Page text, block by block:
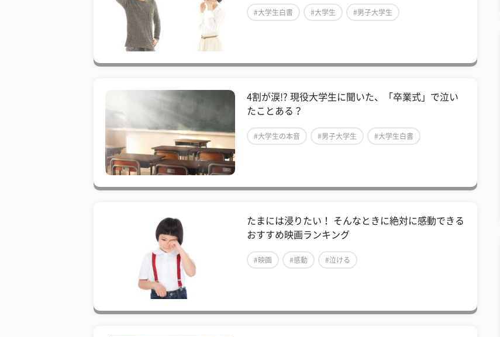
#大学生白書 #大学生 #男子大学生
4割が涙!? 現役大学生に聞いた、「卒業式」で泣い
たことある？
#大学生の本音 #男子大学生 #大学生白書
たまには浸りたい！ そんなときに絶対に感動できる
おすすめ映画ランキング
#映画 #感動 #泣ける